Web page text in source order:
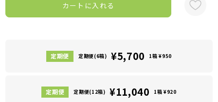
カートに入れる
定期便(6箱) ¥5,700 1箱 ¥950
定期便(12箱) ¥11,040 1箱 ¥920